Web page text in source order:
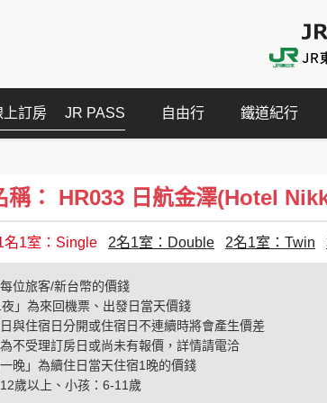
上訂房 JR PASS 自由行 鐵道紀行
稱： HR033 日航金澤(Hotel
名1室：Single 2名1室：Double 2名1室：Twin
位旅客/新台幣的價錢
夜」為來回機票、出發日當天價錢
與住宿日分開或住宿日不連續時將會產生價差
為不受理訂房日或尚未有報價，詳情請電洽
一晚」為續住日當天住宿1晚的價錢
歲以上、小孩：6-11歲